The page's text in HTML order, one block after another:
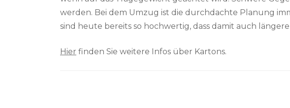
werden. Bei dem Umzug ist die durchdachte Planung
sind heute bereits so hochwertig, dass damit auch
Hier finden Sie weitere Infos über Kartons.